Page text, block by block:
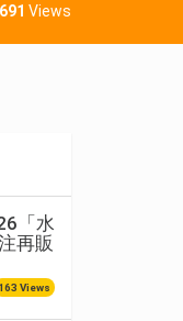
Views
「水
再販
163 Views